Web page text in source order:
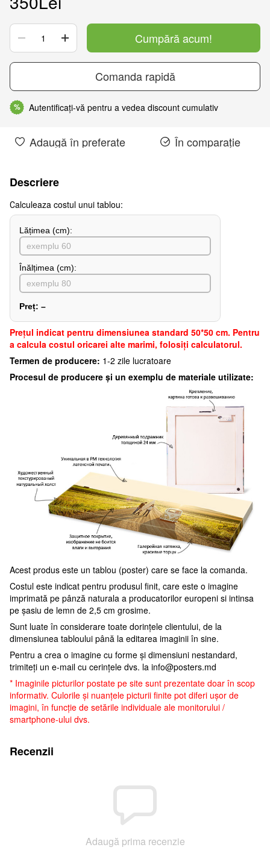
Cumpără acum!
Comanda rapidă
% Autentificați-vă pentru a vedea discount cumulativ
Adaugă în preferate În comparație
Descriere
Сalculeaza costul unui tablou:
Lățimea (сm):
Înălțimea (cm):
Preț: –
Preţul indicat pentru dimensiunea standard 50*50 cm. Pentru
a calcula costul oricarei alte marimi, folosiți calculatorul.
Termen de producere: 1-2 zile lucratoare
Procesul de producere și un exemplu de materiale utilizate:
Acest produs este un tablou (poster) care se face la comanda.
Costul este indicat pentru produsul finit, care este o imagine
imprimată pe pânză naturala a producatorilor europeni si intinsa
pe șasiu de lemn de 2,5 cm grosime.
Sunt luate în considerare toate dorințele clientului, de la
dimensiunea tabloului până la editarea imaginii în sine.
Pentru a crea o imagine cu forme și dimensiuni nestandard,
trimiteți un e-mail cu cerințele dvs. la info@posters.md
* Imaginile picturilor postate pe site sunt prezentate doar în scop
informativ. Culorile și nuanțele picturii finite pot diferi ușor de
imagini, în funcție de setările individuale ale monitorului /
smartphone-ului dvs.
Recenzii
Adaugă prima recenzie